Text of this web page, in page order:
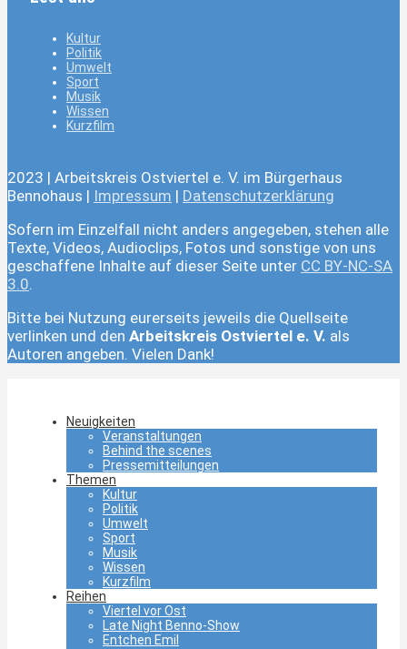
Kultur
Politik
Umwelt
Sport
Musik
Wissen
Kurzfilm
2023 | Arbeitskreis Ostviertel e. V. im Bürgerhaus
Bennohaus | Impressum | Datenschutzerklärung
Sofern im Einzelfall nicht anders angegeben, stehen alle
Texte, Videos, Audioclips, Fotos und sonstige von uns
geschaffene Inhalte auf dieser Seite unter CC BY-NC-SA
3.0.
Bitte bei Nutzung eurerseits jeweils die Quellseite
verlinken und den Arbeitskreis Ostviertel e. V. als
Autoren angeben. Vielen Dank!
Neuigkeiten
Veranstaltungen
Behind the scenes
Pressemitteilungen
Themen
Kultur
Politik
Umwelt
Sport
Musik
Wissen
Kurzfilm
Reihen
Viertel vor Ost
Late Night Benno-Show
Entchen Emil